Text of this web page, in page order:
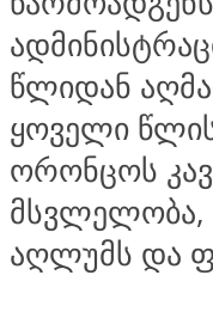
წლიდან
ყოველი
ორონცოს
მსვლელობა,
აღლუმს და